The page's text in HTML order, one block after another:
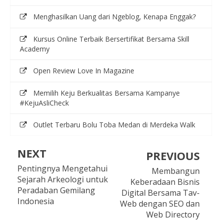
Menghasilkan Uang dari Ngeblog, Kenapa Enggak?
Kursus Online Terbaik Bersertifikat Bersama Skill
Academy
Open Review Love In Magazine
Memilih Keju Berkualitas Bersama Kampanye
#KejuAsliCheck
Outlet Terbaru Bolu Toba Medan di Merdeka Walk
NEXT
Pentingnya Mengetahui
Sejarah Arkeologi untuk
Peradaban Gemilang
Indonesia
PREVIOUS
Membangun
Keberadaan Bisnis
Digital Bersama Tav-
Web dengan SEO dan
Web Directory